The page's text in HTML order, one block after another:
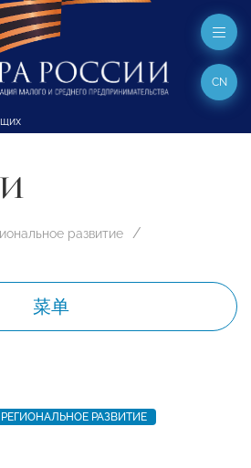
CN
развитие
菜单
РЕГИОНАЛЬНОЕ РАЗВИТИЕ